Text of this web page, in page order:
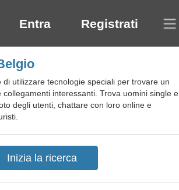
Entra Registrati
utilizzare tecnologie speciali per trovare un
interessanti. Trova uomini single e
degli utenti, chattare con loro online e